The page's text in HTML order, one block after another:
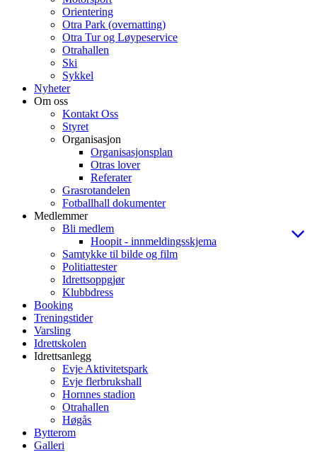
Orientering
Otra Park (overnatting)
Otra Tur og Løypeservice
Otrahallen
Ski
Sykkel
Nyheter
Om oss
Kontakt Oss
Styret
Organisasjon
Organisasjonsplan
Otras lover
Referater
Grasrotandelen
Fotballhall dokumenter
Medlemmer
Bli medlem
Hoopit - innmeldingsskjema
Samtykke til bilde og film
Politiattester
Idrettsoppgjør
Klubbdress
Booking
Treningstider
Varsling
Idrettskolen
Idrettsanlegg
Evje Aktivitetspark
Evje flerbrukshall
Hornnes stadion
Otrahallen
Høgås
Bytterom
Galleri